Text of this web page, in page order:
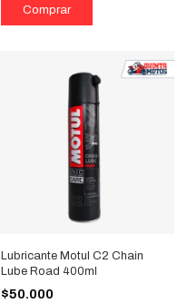
Lubricante Motul C2 Chain
Lube Road 400ml
$50.000